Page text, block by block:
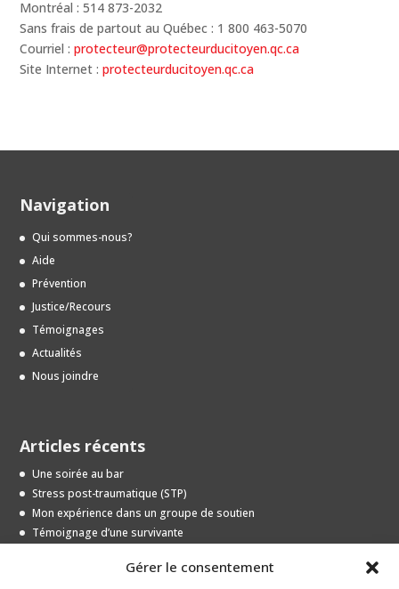
Gérer le consentement
Montréal : 514 873-2032
Sans frais de partout au Québec : 1 800 463-5070
Courriel :protecteur@protecteurducitoyen.qc.ca
Site Internet :protecteurducitoyen.qc.ca
Navigation
Qui sommes-nous?
Aide
Prévention
Justice/Recours
Témoignages
Actualités
Nous joindre
Articles récents
Une soirée au bar
Stress post-traumatique (STP)
Mon expérience dans un groupe de soutien
Témoignage d’une survivante